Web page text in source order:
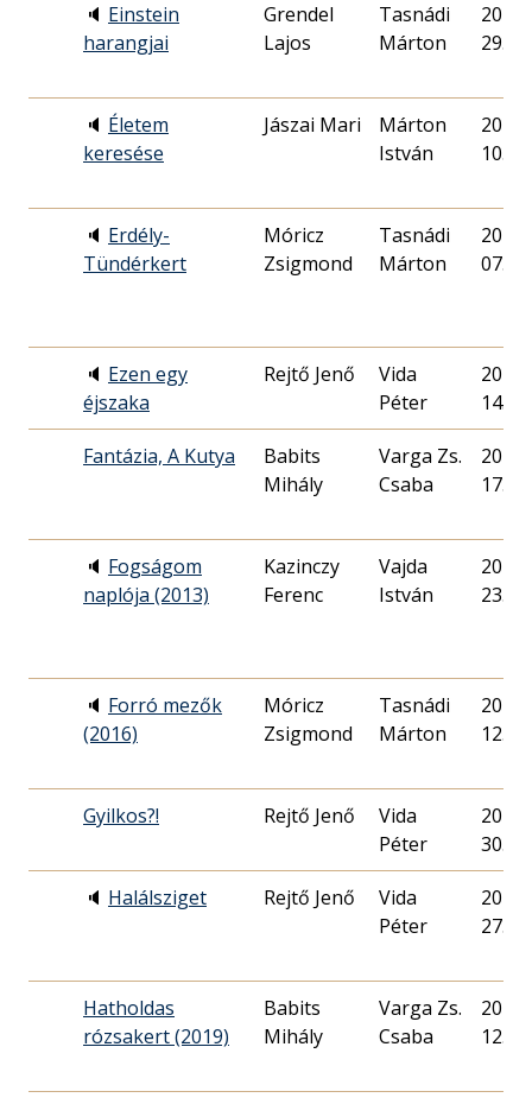
🔈 Einstein
harangjai
Grendel
Lajos
Tasnádi
Márton
2017.
29.
🔈 Életem
keresése
Jászai Mari
Márton
István
2018.
10.
🔈 Erdély-
Tündérkert
Móricz
Zsigmond
Tasnádi
Márton
2014.
07.
🔈 Ezen egy
éjszaka
Rejtő Jenő
Vida
Péter
2021.
14.
Fantázia, A Kutya
Babits
Mihály
Varga Zs.
Csaba
2019.
17.
🔈 Fogságom
naplója (2013)
Kazinczy
Ferenc
Vajda
István
2013.
23.
🔈 Forró mezők
(2016)
Móricz
Zsigmond
Tasnádi
Márton
2016.
12.
Gyilkos?! Rejtő Jenő
Vida
Péter
2022.
30.
🔈 Halálsziget Rejtő Jenő
Vida
Péter
2022.
27.
Hatholdas
rózsakert (2019)
Babits
Mihály
Varga Zs.
Csaba
2019.
12.